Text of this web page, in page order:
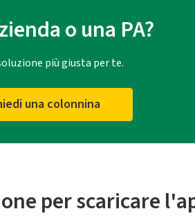
o una PA?
più giusta per te.
una colonnina
per scaricare